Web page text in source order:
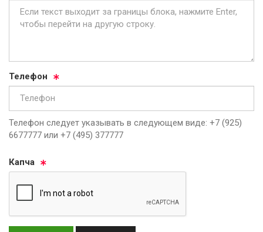
Те­ле­фон
Телефон следует указывать в следующем виде: +7 (925)
6677777 или +7 (495) 377777
Кап­ча